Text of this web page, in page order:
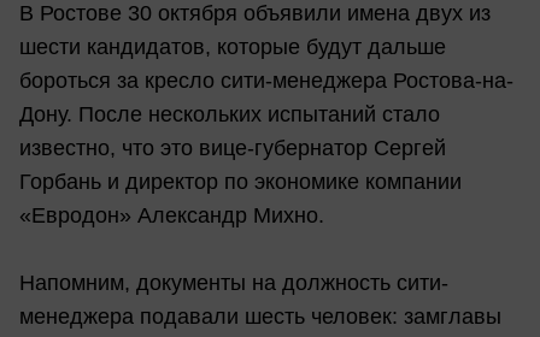
В Ростове 30 октября объявили имена двух из
шести кандидатов, которые будут дальше
бороться за кресло сити-менеджера Ростова-на-
Дону. После нескольких испытаний стало
известно, что это вице-губернатор Сергей
Горбань и директор по экономике компании
«Евродон» Александр Михно.
Напомним, документы на должность сити-
менеджера подавали шесть человек: замглавы